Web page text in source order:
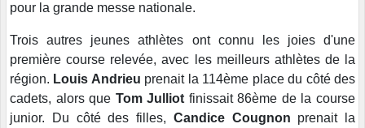
pour la grande messe nationale.
Trois autres jeunes athlètes ont connu les joies d'une
première course relevée, avec les meilleurs athlètes de la
région. Louis Andrieu prenait la 114ème place du côté des
cadets, alors que Tom Julliot finissait 86ème de la course
junior. Du côté des filles, Candice Cougnon prenait la